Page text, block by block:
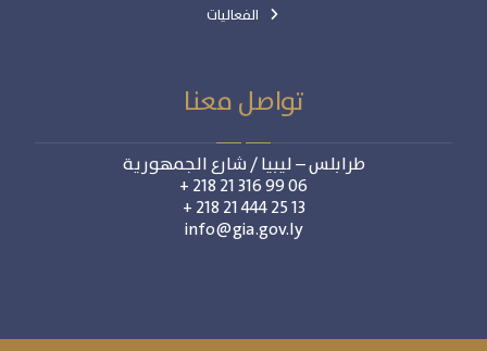
الفعاليات
تواصل معنا
طرابلس – ليبيا / شارع الجمهورية
06 99 316 21 218 +
13 25 444 21 218 +
info@gia.gov.ly